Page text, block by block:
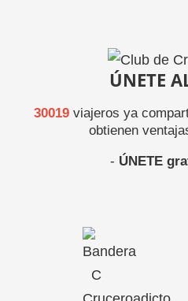
ÚNETE
30019viajeros ya
obtienen
- ÚNETE